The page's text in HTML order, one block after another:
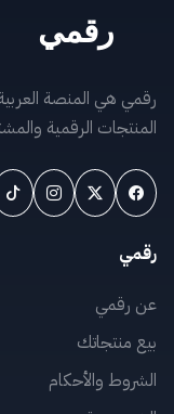
رقمي هي المنصة
المنتجات الرقمية
رقمي
عن رقمي
بيع منتجاتك
الشروط والأحكام